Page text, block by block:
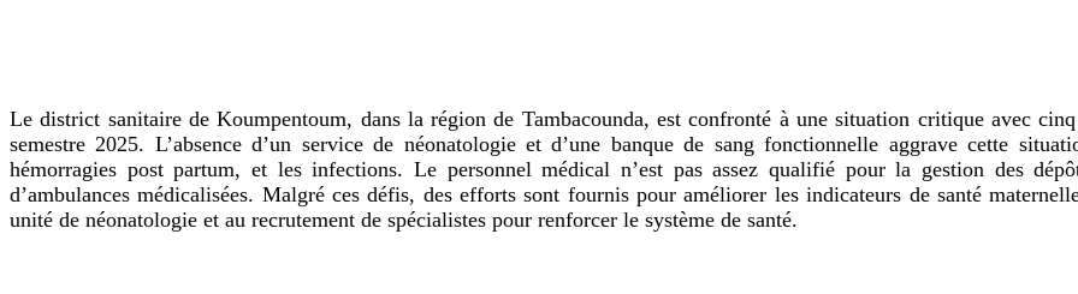
Le district sanitaire de Koumpentoum, dans la région de Tambacounda, est confronté à une situation critique avec
semestre 2025. L’absence d’un service de néonatologie et d’une banque de sang fonctionnelle aggrave cette
hémorragies post partum, et les infections. Le personnel médical n’est pas assez qualifié pour la gestion des
d’ambulances médicalisées. Malgré ces défis, des efforts sont fournis pour améliorer les indicateurs de santé
unité de néonatologie et au recrutement de spécialistes pour renforcer le système de santé.